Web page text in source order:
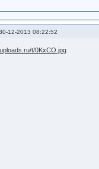
12-2013 08:22:52